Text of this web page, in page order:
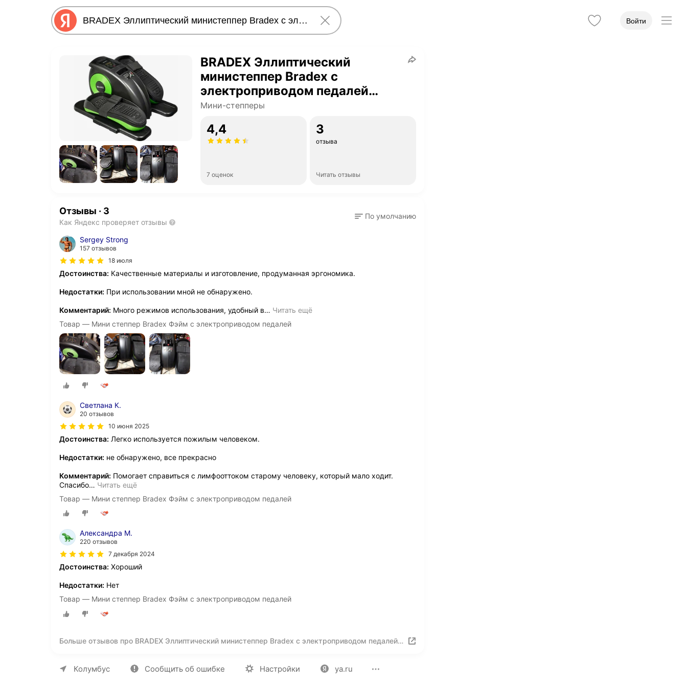
Войти
BRADEX Эллиптический
министеппер Bradex c
электроприводом педалей
фэйм. Серия SF
Мини-степперы
4,4
7 оценок
3
отзыва
Читать отзывы
Отзывы · 3
Как Яндекс проверяет отзывы
По умолчанию
Sergey Strong
157 отзывов
18 июля
Достоинства: Качественные материалы и изготовление, продуманная эргономика.
Недостатки: При использовании мной не обнаружено.
Комментарий: Много режимов использования, удобный в… Читать ещё
Товар — Мини степпер Bradex Фэйм c электроприводом педалей
Светлана К.
20 отзывов
10 июня 2025
Достоинства: Легко используется пожилым человеком.
Недостатки: не обнаружено, все прекрасно
Комментарий: Помогает справиться с лимфооттоком старому человеку, который мало ходит.
Спасибо… Читать ещё
Товар — Мини степпер Bradex Фэйм c электроприводом педалей
Александра М.
220 отзывов
7 декабря 2024
Достоинства: Хороший
Недостатки: Нет
Товар — Мини степпер Bradex Фэйм c электроприводом педалей
Больше отзывов про BRADEX Эллиптический министеппер Bradex c электроприводом педалей
Колумбус Сообщить об ошибке Настройки ya.ru